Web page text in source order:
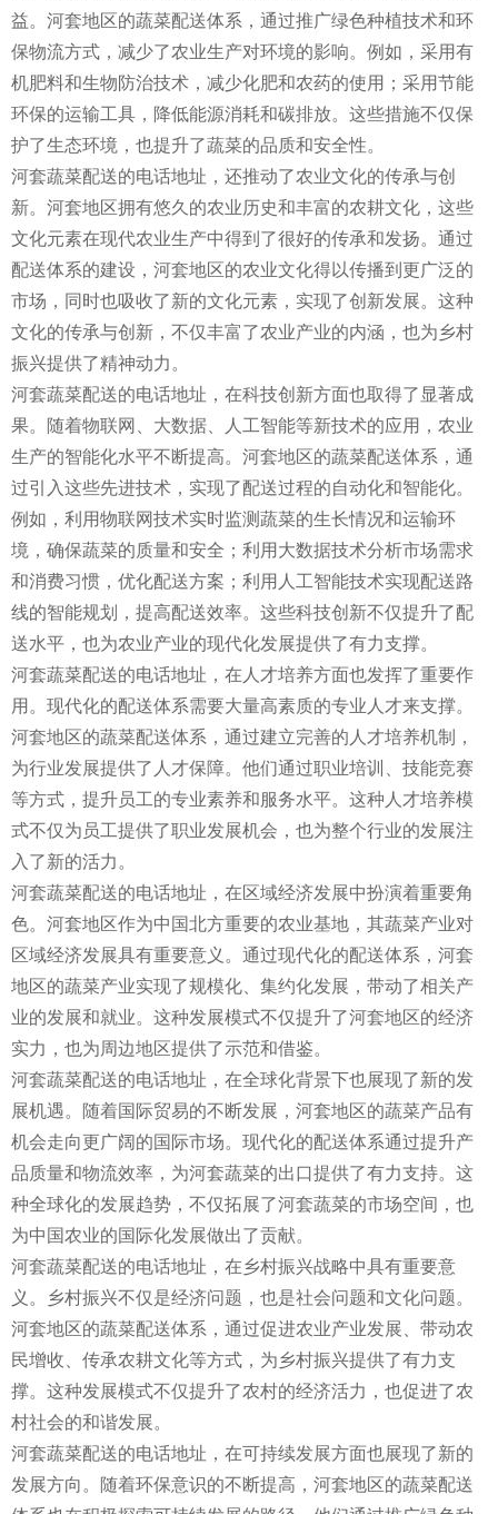
益。河套地区的蔬菜配送体系，通过推广绿色种植技术和环
保物流方式，减少了农业生产对环境的影响。例如，采用有
机肥料和生物防治技术，减少化肥和农药的使用；采用节能
环保的运输工具，降低能源消耗和碳排放。这些措施不仅保
护了生态环境，也提升了蔬菜的品质和安全性。
河套蔬菜配送的电话地址，还推动了农业文化的传承与创
新。河套地区拥有悠久的农业历史和丰富的农耕文化，这些
文化元素在现代农业生产中得到了很好的传承和发扬。通过
配送体系的建设，河套地区的农业文化得以传播到更广泛的
市场，同时也吸收了新的文化元素，实现了创新发展。这种
文化的传承与创新，不仅丰富了农业产业的内涵，也为乡村
振兴提供了精神动力。
河套蔬菜配送的电话地址，在科技创新方面也取得了显著成
果。随着物联网、大数据、人工智能等新技术的应用，农业
生产的智能化水平不断提高。河套地区的蔬菜配送体系，通
过引入这些先进技术，实现了配送过程的自动化和智能化。
例如，利用物联网技术实时监测蔬菜的生长情况和运输环
境，确保蔬菜的质量和安全；利用大数据技术分析市场需求
和消费习惯，优化配送方案；利用人工智能技术实现配送路
线的智能规划，提高配送效率。这些科技创新不仅提升了配
送水平，也为农业产业的现代化发展提供了有力支撑。
河套蔬菜配送的电话地址，在人才培养方面也发挥了重要作
用。现代化的配送体系需要大量高素质的专业人才来支撑。
河套地区的蔬菜配送体系，通过建立完善的人才培养机制，
为行业发展提供了人才保障。他们通过职业培训、技能竞赛
等方式，提升员工的专业素养和服务水平。这种人才培养模
式不仅为员工提供了职业发展机会，也为整个行业的发展注
入了新的活力。
河套蔬菜配送的电话地址，在区域经济发展中扮演着重要角
色。河套地区作为中国北方重要的农业基地，其蔬菜产业对
区域经济发展具有重要意义。通过现代化的配送体系，河套
地区的蔬菜产业实现了规模化、集约化发展，带动了相关产
业的发展和就业。这种发展模式不仅提升了河套地区的经济
实力，也为周边地区提供了示范和借鉴。
河套蔬菜配送的电话地址，在全球化背景下也展现了新的发
展机遇。随着国际贸易的不断发展，河套地区的蔬菜产品有
机会走向更广阔的国际市场。现代化的配送体系通过提升产
品质量和物流效率，为河套蔬菜的出口提供了有力支持。这
种全球化的发展趋势，不仅拓展了河套蔬菜的市场空间，也
为中国农业的国际化发展做出了贡献。
河套蔬菜配送的电话地址，在乡村振兴战略中具有重要意
义。乡村振兴不仅是经济问题，也是社会问题和文化问题。
河套地区的蔬菜配送体系，通过促进农业产业发展、带动农
民增收、传承农耕文化等方式，为乡村振兴提供了有力支
撑。这种发展模式不仅提升了农村的经济活力，也促进了农
村社会的和谐发展。
河套蔬菜配送的电话地址，在可持续发展方面也展现了新的
发展方向。随着环保意识的不断提高，河套地区的蔬菜配送